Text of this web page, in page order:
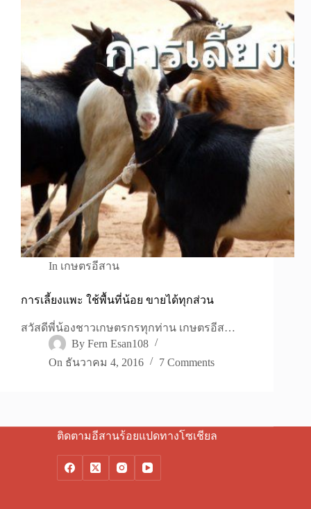
In เกษตรอีสาน
การเลี้ยงแพะ ใช้พื้นที่น้อย ขายได้ทุกส่วน
สวัสดีพี่น้องชาวเกษตรกรทุกท่าน เกษตรอีส…
By Fern Esan108
On ธันวาคม 4, 2016 7 Comments
ติดตามอีสานร้อยแปดทางโซเชียล